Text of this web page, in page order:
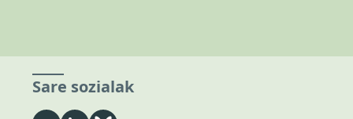
Sare sozialak